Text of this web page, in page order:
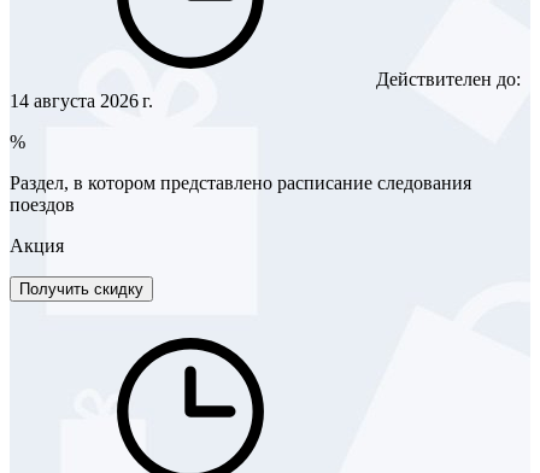
Действителен до:
14 августа 2026 г.
%
Раздел, в котором представлено расписание следования
поездов
Акция
Получить скидку